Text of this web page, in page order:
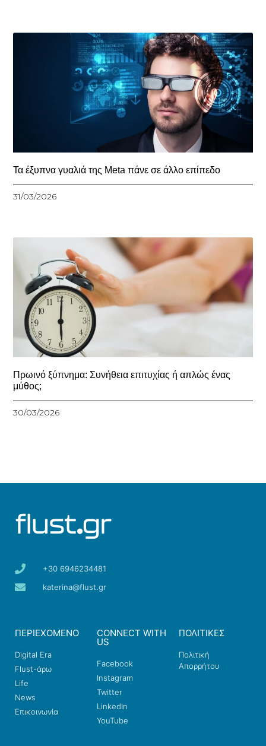
Τα έξυπνα γυαλιά της Meta πάνε σε άλλο επίπεδο
31/03/2026
Πρωινό ξύπνημα: Συνήθεια επιτυχίας ή απλώς ένας
μύθος;
30/03/2026
+30 6946234481
katerina@flust.gr
ΠΕΡΙΕΧΟΜΕΝΟ
Digital Era
Flust-άρω
Life
News
Επικοινωνία
CONNECT WITH
US
Facebook
Instagram
Twitter
LinkedIn
YouTube
ΠΟΛΙΤΙΚΕΣ
Πολιτική
Απορρήτου